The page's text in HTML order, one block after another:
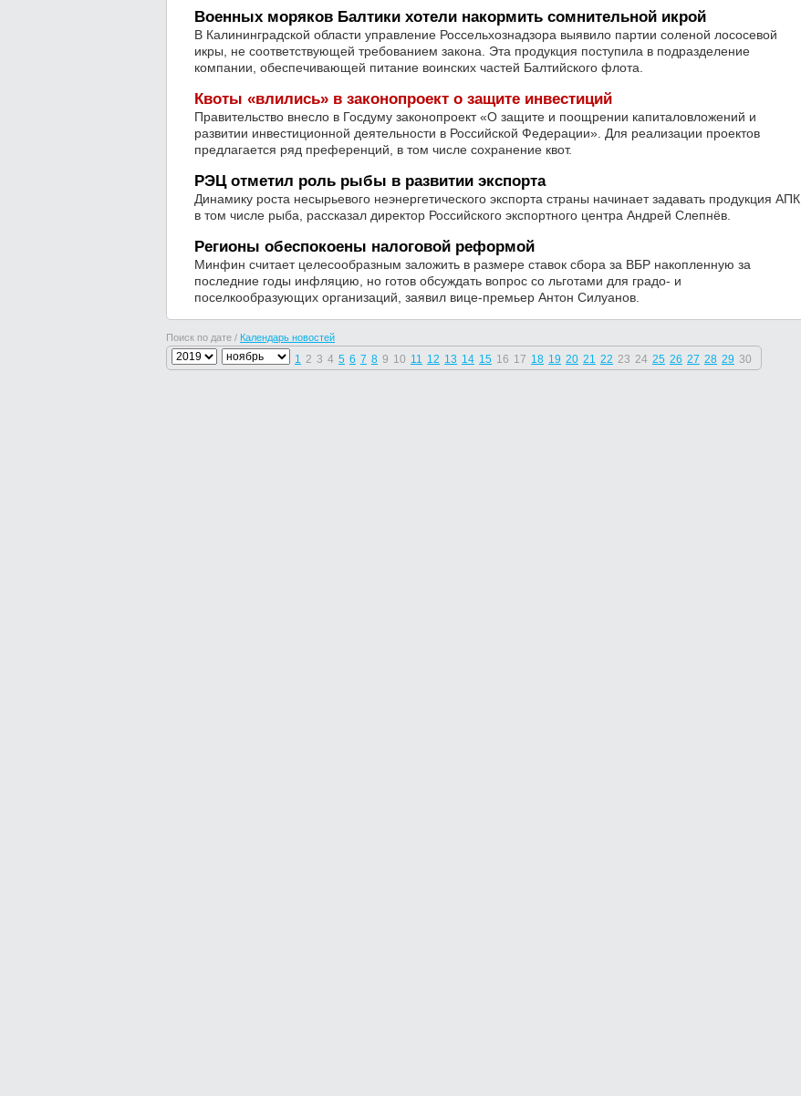
Военных моряков Балтики хотели накормить сомнительной икрой
В Калининградской области управление Россельхознадзора выявило партии соленой лососевой
икры, не соответствующей требованием закона. Эта продукция поступила в подразделение
компании, обеспечивающей питание воинских частей Балтийского флота.
Квоты «влились» в законопроект о защите инвестиций
Правительство внесло в Госдуму законопроект «О защите и поощрении капиталовложений и
развитии инвестиционной деятельности в Российской Федерации». Для реализации проектов
предлагается ряд преференций, в том числе сохранение квот.
РЭЦ отметил роль рыбы в развитии экспорта
Динамику роста несырьевого неэнергетического экспорта страны начинает задавать продукция АПК,
в том числе рыба, рассказал директор Российского экспортного центра Андрей Слепнёв.
Регионы обеспокоены налоговой реформой
Минфин считает целесообразным заложить в размере ставок сбора за ВБР накопленную за
последние годы инфляцию, но готов обсуждать вопрос со льготами для градо- и
поселкообразующих организаций, заявил вице-премьер Антон Силуанов.
Поиск по дате / Календарь новостей
1 2 3 4 5 6 7 8 9 10 11 12 13 14 15 16 17 18 19 20 21 22 23 24 25 26 27 28 29 30